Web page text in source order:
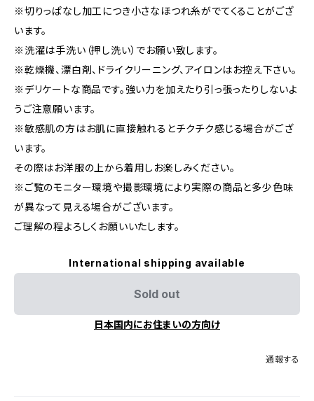
※切りっぱなし加工につき小さなほつれ糸がでてくることがござ
います。
※洗濯は手洗い（押し洗い）でお願い致します。
※乾燥機、漂白剤、ドライクリーニング、アイロンはお控え下さい。
※デリケートな商品です。強い力を加えたり引っ張ったりしないよ
うご注意願います。
※敏感肌の方はお肌に直接触れるとチクチク感じる場合がござ
います。
その際はお洋服の上から着用しお楽しみください。
※ご覧のモニター環境や撮影環境により実際の商品と多少色味
が異なって見える場合がございます。
ご理解の程よろしくお願いいたします。
International shipping available
Sold out
日本国内にお住まいの方向け
通報する